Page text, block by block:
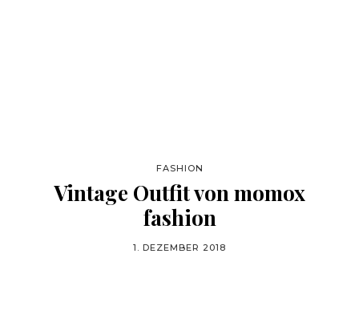
FASHION
Vintage Outfit von momox
fashion
1. DEZEMBER 2018